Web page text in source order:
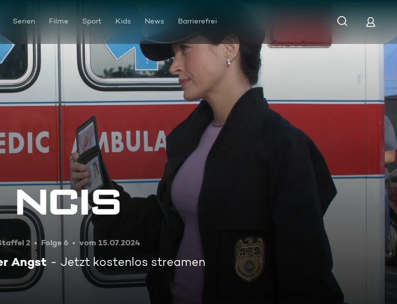
Serien Filme Sport Kids News Barrierefrei
Schatten der Angst
2 Folge 6 vom 15.07.2024
Angst Jetzt kostenlos streamen